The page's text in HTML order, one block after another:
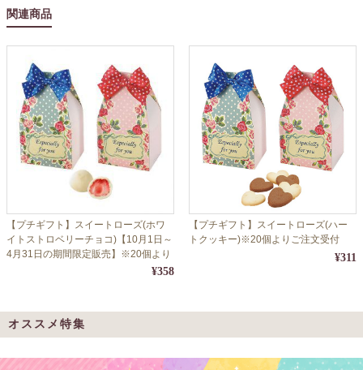
関連商品
【プチギフト】スイートローズ(ホワ
イトストロベリーチョコ)【10月1日～
4月31日の期間限定販売】※20個より
¥358
【プチギフト】スイートローズ(ハー
トクッキー)※20個よりご注文受付
¥311
オススメ特集